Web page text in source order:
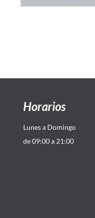
Horarios
Lunes a Domingo
de 09:00 a 21:00